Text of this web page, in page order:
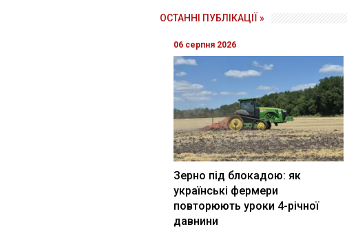
ОСТАННІ ПУБЛІКАЦІЇ »
06 серпня 2026
Зерно під блокадою: як
українські фермери
повторюють уроки 4-річної
давнини